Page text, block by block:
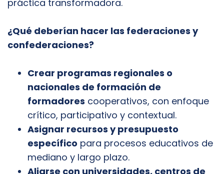
práctica transformadora.
¿Qué deberían hacer las federaciones y
confederaciones?
Crear programas regionales o
nacionales de formación de
formadores cooperativos, con enfoque
crítico, participativo y contextual.
Asignar recursos y presupuesto
específico para procesos educativos de
mediano y largo plazo.
Aliarse con universidades, centros de